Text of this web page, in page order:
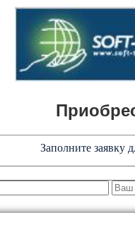
Заполните заявку